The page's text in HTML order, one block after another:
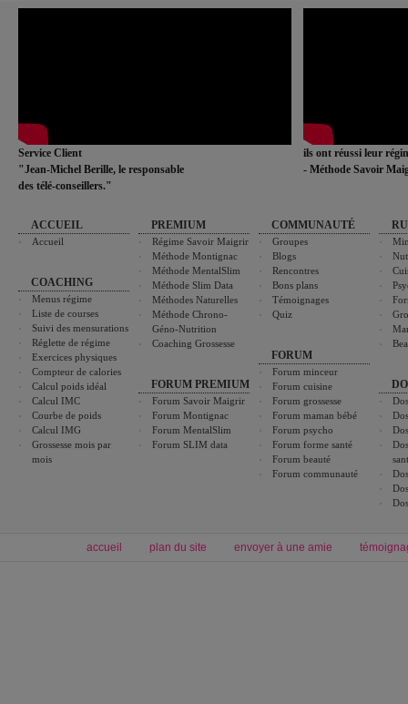
Service Client
"Jean-Michel Berille, le responsable
des télé-conseillers."
ils ont réussi leur
- Méthode Savoir
ACCUEIL
Accueil
COACHING
Menus régime
Liste de courses
Suivi des mensurations
Réglette de régime
Exercices physiques
Compteur de calories
Calcul poids idéal
Calcul IMC
Courbe de poids
Calcul IMG
Grossesse mois par
mois
PREMIUM
Régime Savoir Maigrir
Méthode Montignac
Méthode MentalSlim
Méthode Slim Data
Méthodes Naturelles
Méthode Chrono-
Géno-Nutrition
Coaching Grossesse
FORUM PREMIUM
Forum Savoir Maigrir
Forum Montignac
Forum MentalSlim
Forum SLIM data
COMMUNAUTÉ
Groupes
Blogs
Rencontres
Bons plans
Témoignages
Quiz
FORUM
Forum minceur
Forum cuisine
Forum grossesse
Forum maman bébé
Forum psycho
Forum forme santé
Forum beauté
Forum communauté
accueil plan du site envoyer à une amie